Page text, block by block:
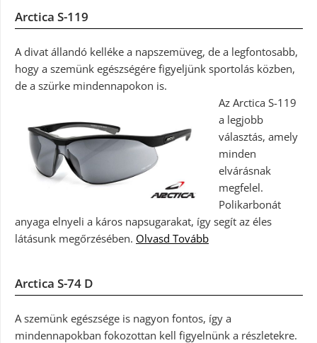
Arctica S-119
A divat állandó kelléke a napszemüveg, de a legfontosabb,
hogy a szemünk egészségére figyeljünk sportolás közben,
de a szürke mindennapokon is.
Az Arctica S-119
a legjobb
választás, amely
minden
elvárásnak
megfelel.
Polikarbonát
anyaga elnyeli a káros napsugarakat, így segít az éles
látásunk megőrzésében. Olvasd Tovább
Arctica S-74 D
A szemünk egészsége is nagyon fontos, így a
mindennapokban fokozottan kell figyelnünk a részletekre.